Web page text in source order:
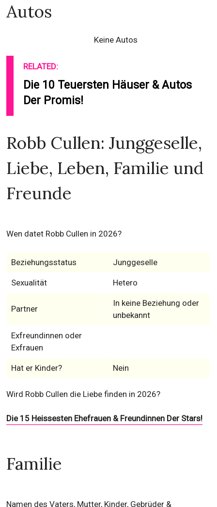
Autos
Keine Autos
RELATED:
Die 10 Teuersten Häuser & Autos
Der Promis!
Robb Cullen: Junggeselle,
Liebe, Leben, Familie und
Freunde
Wen datet Robb Cullen in 2026?
Beziehungsstatus Junggeselle
Sexualität Hetero
Partner
In keine Beziehung oder
unbekannt
Exfreundinnen oder
Exfrauen
Hat er Kinder? Nein
Wird Robb Cullen die Liebe finden in 2026?
Die 15 Heissesten Ehefrauen & Freundinnen Der Stars!
Familie
Namen des Vaters, Mutter, Kinder, Gebrüder &